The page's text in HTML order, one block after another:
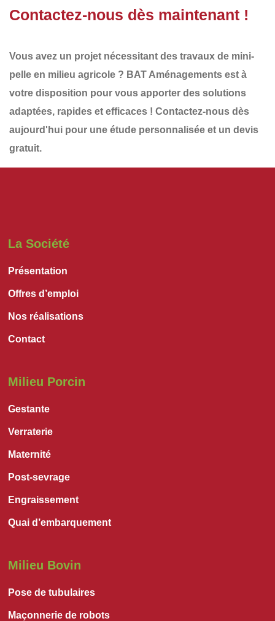
Contactez-nous dès maintenant !
Vous avez un projet nécessitant des travaux de mini-
pelle en milieu agricole ? BAT Aménagements est à
votre disposition pour vous apporter des solutions
adaptées, rapides et efficaces ! Contactez-nous dès
aujourd'hui pour une étude personnalisée et un devis
gratuit.
La Société
Présentation
Offres d’emploi
Nos réalisations
Contact
Milieu Porcin
Gestante
Verraterie
Maternité
Post-sevrage
Engraissement
Quai d’embarquement
Milieu Bovin
Pose de tubulaires
Maçonnerie de robots